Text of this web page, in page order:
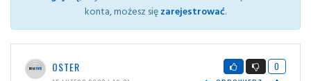
konta, możesz sięzarejestrować.
OSTER
0